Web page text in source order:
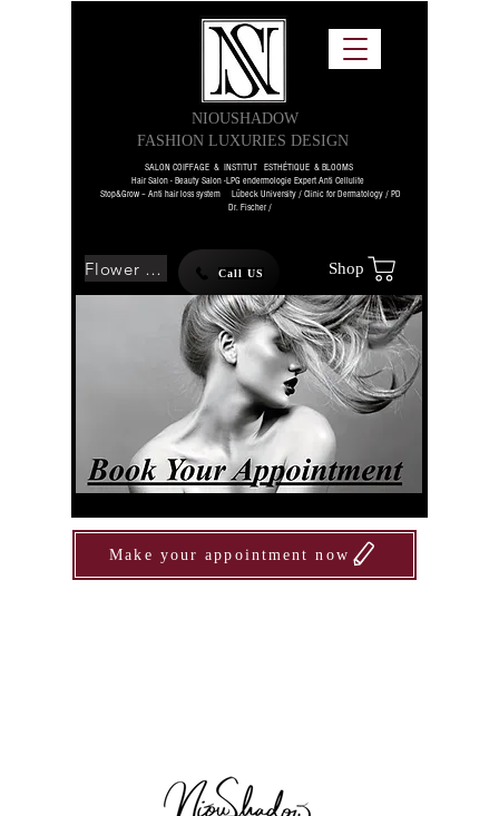
NIOUSHADOW
FASHION LUXURIES DESIGN
Shop
Call US
Flower SHOP
SALON COIFFAGE & INSTITUT ESTHÉTIQUE & BLOOMS
Hair Salon - Beauty Salon -LPG endermologie Expert Anti Cellulite
Stop&Grow – Anti hair loss system Lübeck University / Clinic for Dermatology / PD
Dr. Fischer /
Make your appointment now